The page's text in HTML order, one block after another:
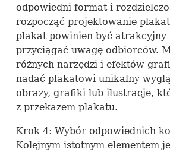
odpowiedni format i
rozpocząć projektowanie
plakat powinien być atrakcyjny
przyciągać uwagę odbiorców.
różnych narzędzi i efektów
nadać plakatowi unikalny
obrazy, grafiki lub ilustracje,
z przekazem plakatu.
Krok 4: Wybór odpowiednich
Kolejnym istotnym elementem